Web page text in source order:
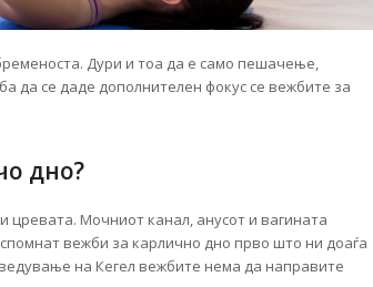
Дури и тоа да е само пешачење,
да се даде дополнителен фокус се вежбите за
дно?
цревата. Мочниот канал, анусот и вагината
вежби за карлично дно прво што ни доаѓа
на Кегел вежбите нема да направите